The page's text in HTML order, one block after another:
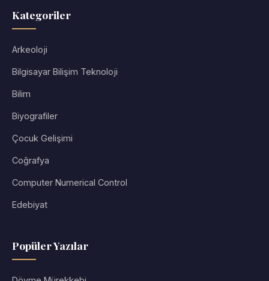
Kategoriler
Arkeoloji
Bilgisayar Bilişim Teknoloji
Bilim
Biyografiler
Çocuk Gelişimi
Coğrafya
Computer Numerical Control
Edebiyat
Popüler Yazılar